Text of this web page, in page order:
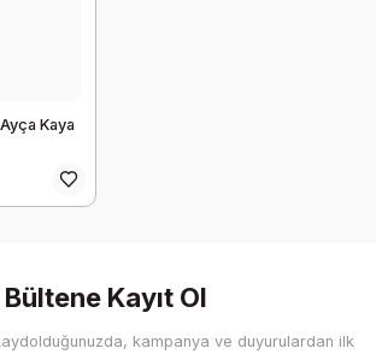
Kaya
Bültene Kayıt Ol
kampanya ve duyurulardan ilk